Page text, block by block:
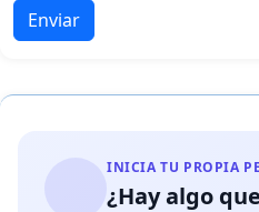
Enviar
INICIA TU PROPIA
¿Hay algo